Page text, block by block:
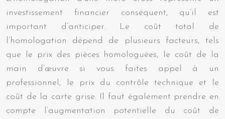
investissement financier conséquent, qu’il est
important d’anticiper. Le coût total de
l’homologation dépend de plusieurs facteurs, tels
que le prix des pièces homologuées, le coût de la
main d’œuvre si vous faites appel à un
professionnel, le prix du contrôle technique et le
coût de la carte grise. Il faut également prendre en
compte l’augmentation potentielle du coût de